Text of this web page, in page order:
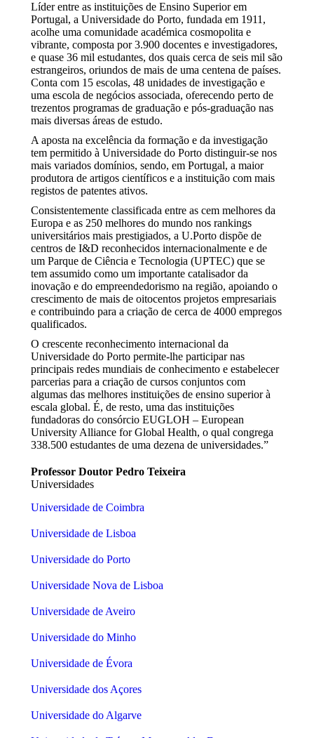
Líder entre as instituições de Ensino Superior em
Portugal, a Universidade do Porto, fundada em 1911,
acolhe uma comunidade académica cosmopolita e
vibrante, composta por 3.900 docentes e investigadores,
e quase 36 mil estudantes, dos quais cerca de seis mil são
estrangeiros, oriundos de mais de uma centena de países.
Conta com 15 escolas, 48 unidades de investigação e
uma escola de negócios associada, oferecendo perto de
trezentos programas de graduação e pós-graduação nas
mais diversas áreas de estudo.
A aposta na excelência da formação e da investigação
tem permitido à Universidade do Porto distinguir-se nos
mais variados domínios, sendo, em Portugal, a maior
produtora de artigos científicos e a instituição com mais
registos de patentes ativos.
Consistentemente classificada entre as cem melhores da
Europa e as 250 melhores do mundo nos rankings
universitários mais prestigiados, a U.Porto dispõe de
centros de I&D reconhecidos internacionalmente e de
um Parque de Ciência e Tecnologia (UPTEC) que se
tem assumido como um importante catalisador da
inovação e do empreendedorismo na região, apoiando o
crescimento de mais de oitocentos projetos empresariais
e contribuindo para a criação de cerca de 4000 empregos
qualificados.
O crescente reconhecimento internacional da
Universidade do Porto permite-lhe participar nas
principais redes mundiais de conhecimento e estabelecer
parcerias para a criação de cursos conjuntos com
algumas das melhores instituições de ensino superior à
escala global. É, de resto, uma das instituições
fundadoras do consórcio EUGLOH – European
University Alliance for Global Health, o qual congrega
338.500 estudantes de uma dezena de universidades.”
Professor Doutor Pedro Teixeira
Universidades
Universidade de Coimbra
Universidade de Lisboa
Universidade do Porto
Universidade Nova de Lisboa
Universidade de Aveiro
Universidade do Minho
Universidade de Évora
Universidade dos Açores
Universidade do Algarve